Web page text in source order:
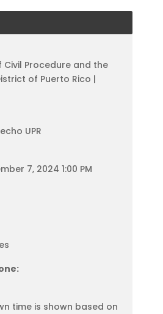
Civil Procedure and the
of Puerto Rico |
UPR
7, 2024 1:00 PM
time is shown based on